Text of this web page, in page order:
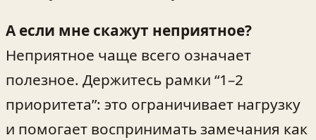
А если мне скажут неприятное?
Неприятное чаще всего означает
полезное. Держитесь рамки “1–2
приоритета”: это ограничивает нагрузку
и помогает воспринимать замечания как